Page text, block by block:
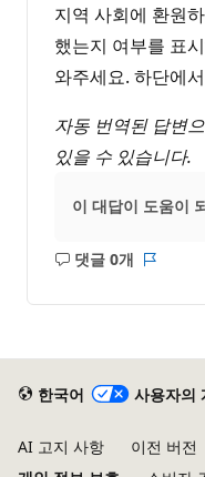
지역 사회에 환원
했는지 여부를 표
와주세요. 하단에
자동 번역된 답변
있을 수 있습니다.
이 대답이 도움이
댓글 0개
설
한국어 사용자의
AI 고지 사항 이전 버전